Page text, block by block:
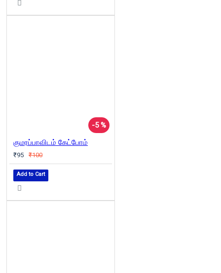
-5 %
குமரப்பாவிடம் கேட்போம்
₹95 ₹100
Add to Cart